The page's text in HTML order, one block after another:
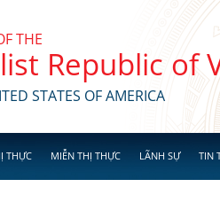
THE
Republic of
STATES OF AMERICA
THỰC MIỄN THỊ THỰC LÃNH SỰ TIN